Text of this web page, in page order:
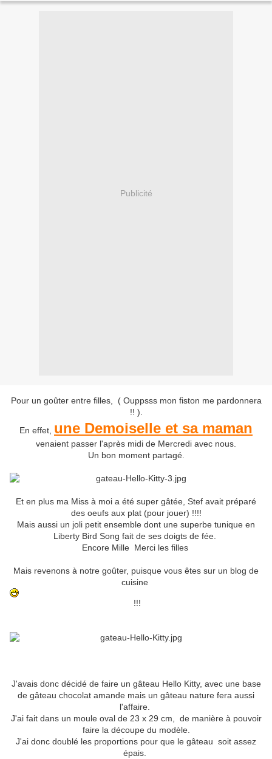
Publicité
Pour un goûter entre filles, ( Ouppsss mon fiston me pardonnera
!! ).
En effet, une Demoiselle et sa maman
venaient passer l'après midi de Mercredi avec nous.
Un bon moment partagé.
Et en plus ma Miss à moi a été super gâtée, Stef avait préparé
des oeufs aux plat (pour jouer) !!!!
Mais aussi un joli petit ensemble dont une superbe tunique en
Liberty Bird Song fait de ses doigts de fée.
Encore Mille Merci les filles
Mais revenons à notre goûter, puisque vous êtes sur un blog de
cuisine
!!!
J'avais donc décidé de faire un gâteau Hello Kitty, avec une base
de gâteau chocolat amande mais un gâteau nature fera aussi
l'affaire.
J'ai fait dans un moule oval de 23 x 29 cm, de manière à pouvoir
faire la découpe du modèle.
J'ai donc doublé les proportions pour que le gâteau soit assez
épais.